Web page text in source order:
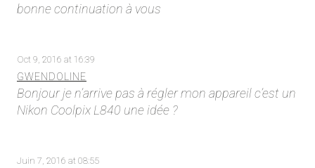
bonne continuation à vous
Oct 9, 2016 at 16:39
GWENDOLINE
Bonjour je n’arrive pas à régler mon appareil c’est un
Nikon Coolpix L840 une idée ?
Juin 7, 2016 at 08:55